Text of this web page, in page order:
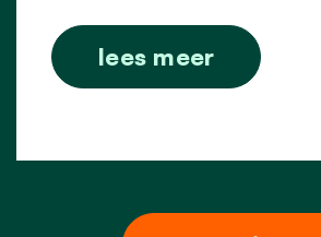
lees meer